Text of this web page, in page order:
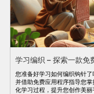
学习编织 – 探索一款免
您准备好学习如何编织钩针
并借助免费应用程序指导您
化学习过程，提升您创作美